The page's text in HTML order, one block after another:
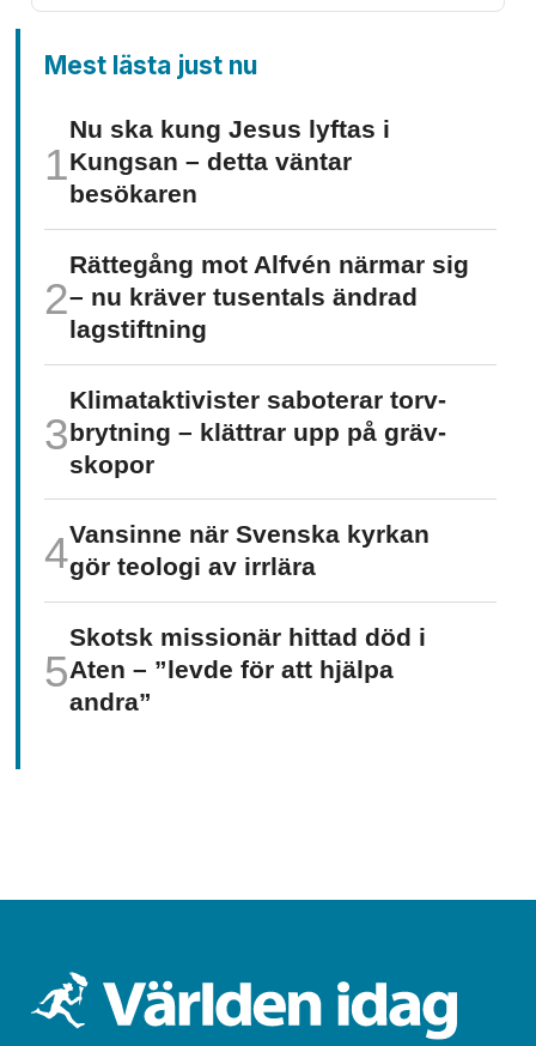
Mest lästa just nu
Nu ska kung Jesus lyftas i
Kungsan – detta väntar
besökaren
Rättegång mot Alfvén närmar sig
– nu kräver tusentals ändrad
lagstiftning
Klimat­aktivister saboterar torv­
brytning – klättrar upp på gräv­
skopor
Vansinne när Svenska kyrkan
gör teologi av irrlära
Skotsk missionär hittad död i
Aten – ”levde för att hjälpa
andra”